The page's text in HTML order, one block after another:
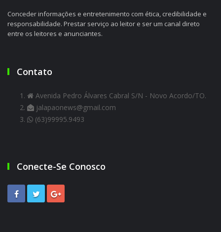
Conceder informações e entretenimento com ética, credibilidade e
responsabilidade. Prestar serviço ao leitor e ser um canal direto
entre os leitores e anunciantes.
Contato
Avenida Pedro Álvares Cabral S/N - Novo Acordo/TO.
jalapaonews@gmail.com
(63)99995.9493
Conecte-Se Conosco